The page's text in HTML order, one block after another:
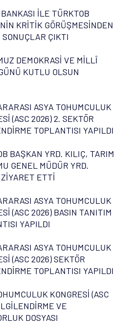
İLE TÜRKTOB
KRİTİK GÖRÜŞMESİNDEN
SONUÇLAR ÇIKTI
DEMOKRASİ VE MİLLÎ
KUTLU OLSUN
ASYA TOHUMCULUK
(ASC 2026) 2. SEKTÖR
TOPLANTISI YAPILDI
BAŞKAN YRD. KILIÇ, TARIM
GENEL MÜDÜR YRD.
ETTİ
ASYA TOHUMCULUK
(ASC 2026) BASIN TANITIM
YAPILDI
ASYA TOHUMCULUK
(ASC 2026) SEKTÖR
TOPLANTISI YAPILDI
KONGRESİ (ASC
VE
DOSYASI